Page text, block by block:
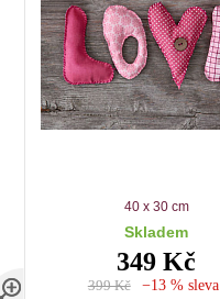
40 x 30 cm
Skladem
349 Kč
399 Kč −13 % sleva